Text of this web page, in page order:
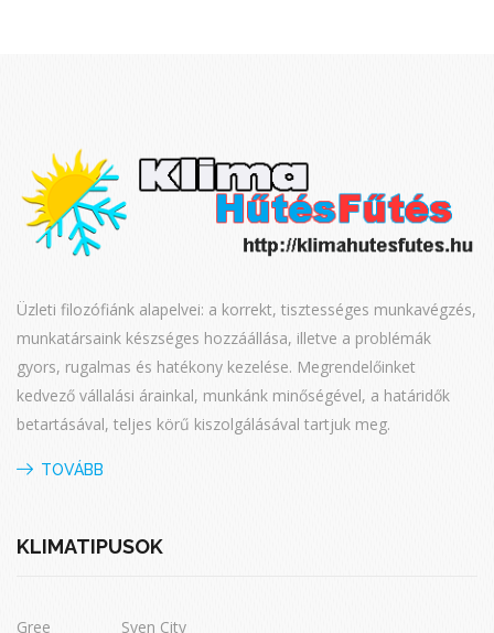
Üzleti filozófiánk alapelvei: a korrekt, tisztességes munkavégzés,
munkatársaink készséges hozzáállása, illetve a problémák
gyors, rugalmas és hatékony kezelése. Megrendelőinket
kedvező vállalási árainkal, munkánk minőségével, a határidők
betartásával, teljes körű kiszolgálásával tartjuk meg.
TOVÁBB
KLÍMATÍPUSOK
Gree
Syen City